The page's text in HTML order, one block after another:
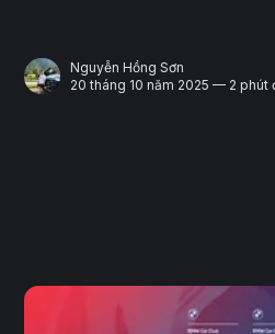
Nguyễn Hồng Sơn
20 tháng 10 năm 2025 — 2 phút